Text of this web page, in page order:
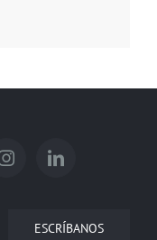
ESCRÍBANOS